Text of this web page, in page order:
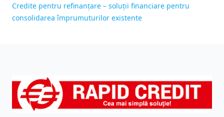
Credite pentru refinanțare – soluții financiare pentru
consolidarea împrumuturilor existente